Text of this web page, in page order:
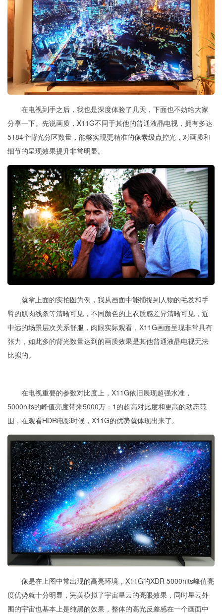
在电视到手之后， 我也是深度体验了几天，下面也不妨给大家
分享一下。 先说画质，X11G不同于其他的普通液晶电视， 拥有多达
5184个背光分区数量，能够实现更精准的像素级点控光，对画质和
细节的呈现效果提升非常明显。
就拿上面的实拍图为例， 我从画面中能捕捉到人物的毛发和手
臂的肌肉线条等清晰可见，不同颜色的上衣质感差异清晰可见 ，近
中远的场景层次关系舒服，肉眼实际观看，X11G画面呈现非常具有
张力，如此多的背光数量达到的画质效果是其他普通液晶电视无法
比拟的。
在电视重要的参数对比度上，X11G依旧展现超强水准，
5000nits的峰值亮度带来5000万：1的超高对比度和更高的动态范
围，在观看HDR电影时候，X11G的优势就体现出来了。
像是在 上图中常出现的高亮环境，X11G的XDR 5000nits峰值亮
度优势就十分明显 ，完美模拟了宇宙星云的亮眼效果， 同时星云外
围的宇宙也基本上是纯黑的效果，整体的高光反差感在一个画面中